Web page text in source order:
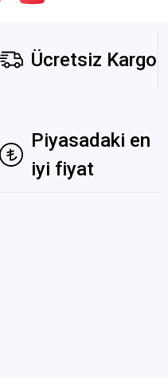
Ücretsiz Kargo
Piyasadaki en
iyi fiyat